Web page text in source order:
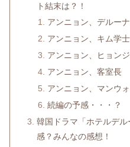
ト結末は？！
アンニョン、デルーナ
アンニョン、キム学士
アンニョン、ヒョン
アンニョン、客室長
アンニョン、マンウ
続編の予感・・・？
韓国ドラマ「ホテルデ
感？みんなの感想！